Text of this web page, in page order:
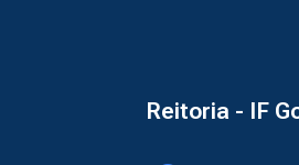
Reitoria - IF